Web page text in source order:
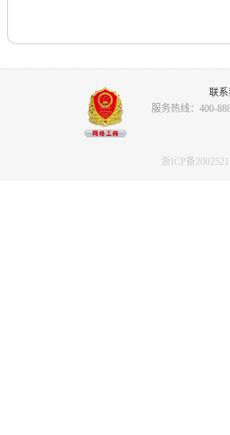
联系
服务热线：400-
浙ICP备